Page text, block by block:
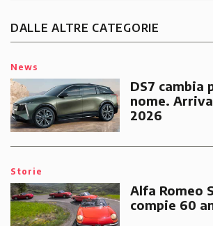
DALLE ALTRE CATEGORIE
News
DS7 cambia
nome. Arriva
2026
Storie
Alfa Romeo
compie 60